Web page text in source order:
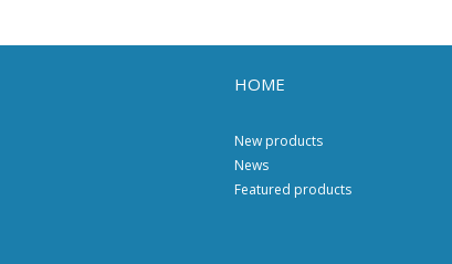
HOME
New products
News
Featured products